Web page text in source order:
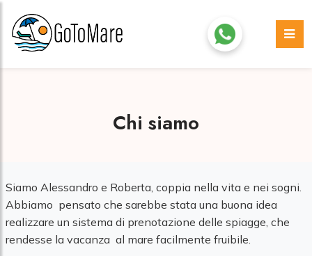
Chi siamo
Siamo Alessandro e Roberta, coppia nella vita e nei sogni.
Abbiamo pensato che sarebbe stata una buona idea
realizzare un sistema di prenotazione delle spiagge, che
rendesse la vacanza al mare facilmente fruibile.